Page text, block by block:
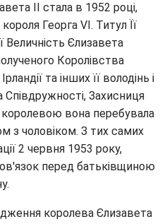
II стала в 1952 році,
Георга VI. Титул Її
Величність Єлизавета
Королівства
та інших її володінь і
Співдружності, Захисниця
королевою вона перебувала
з чоловіком. З тих самих
2 червня 1953 року,
перед батьківщиною
королева Єлизавета